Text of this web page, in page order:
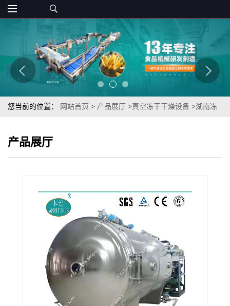
您当前的位置： 网站首页 > 产品展厅 >真空冻干干燥设备 >湖南冻
产品展厅